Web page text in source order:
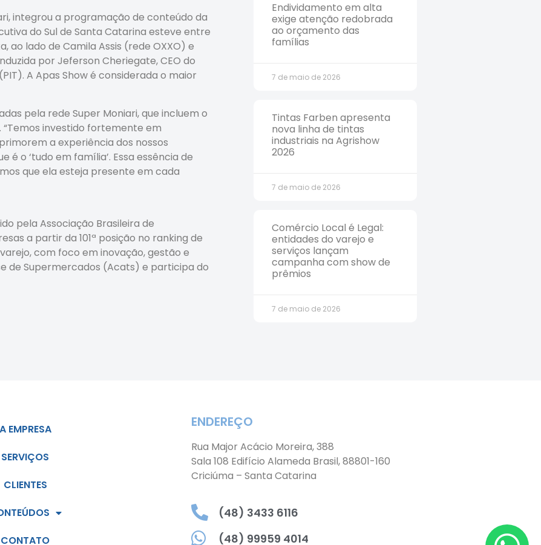
integrou a programação de conteúdo da
do Sul de Santa Catarina esteve entre
ao lado de Camila Assis (rede OXXO) e
por Jeferson Cheriegate, CEO do
A Apas Show é considerada o maior
pela rede Super Moniari, que incluem o
investido fortemente em
a experiência dos nossos
o ‘tudo em família’. Essa essência de
que ela esteja presente em cada
pela Associação Brasileira de
a partir da 101ª posição no ranking de
com foco em inovação, gestão e
de Supermercados (Acats) e participa do
Endividamento em alta
exige atenção redobrada
ao orçamento das
famílias
7 de maio de 2026
Tintas Farben apresenta
nova linha de tintas
industriais na Agrishow
2026
7 de maio de 2026
Comércio Local é Legal:
entidades do varejo e
serviços lançam
campanha com show de
prêmios
7 de maio de 2026
A EMPRESA
SERVIÇOS
CLIENTES
CONTATO
ENDEREÇO
Rua Major Acácio Moreira, 388
Sala 108 Edifício Alameda Brasil, 88801-160
Criciúma – Santa Catarina
(48) 3433 6116
(48) 99959 4014